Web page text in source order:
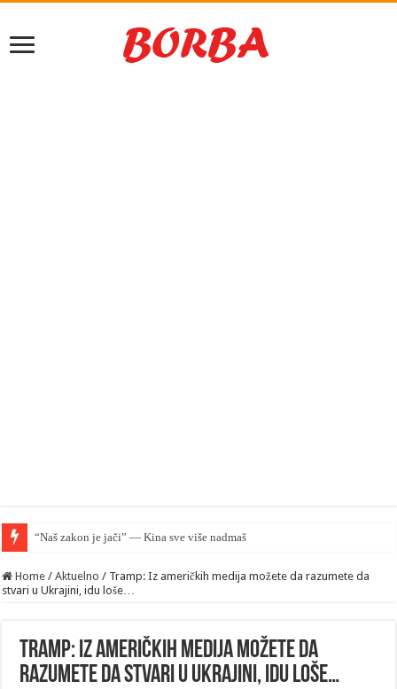
“Naš zakon je jači” — Kina sve više nadmašuje SAD u pravnom smislu
Home / Aktuelno / Tramp: Iz američkih medija možete da razumete da
stvari u Ukrajini, idu loše…
Tramp: Iz američkih medija možete da
razumete da stvari u Ukrajini, idu loše…